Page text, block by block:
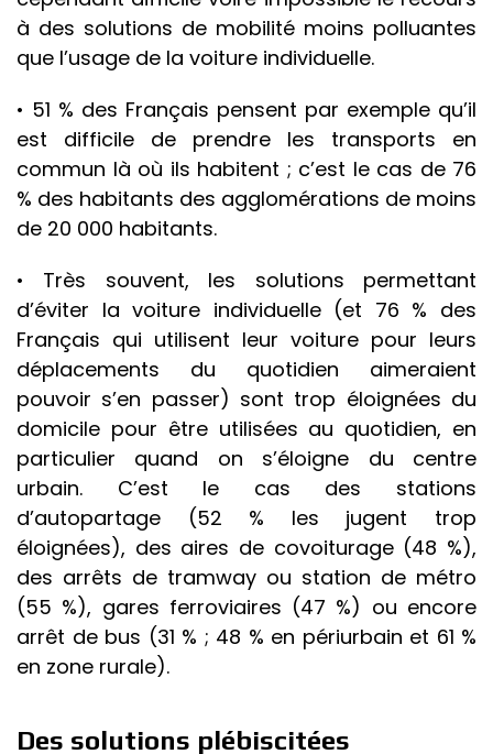
à des solutions de mobilité moins polluantes
que l’usage de la voiture individuelle.
• 51 % des Français pensent par exemple qu’il
est difficile de prendre les transports en
commun là où ils habitent ; c’est le cas de 76
% des habitants des agglomérations de moins
de 20 000 habitants.
• Très souvent, les solutions permettant
d’éviter la voiture individuelle (et 76 % des
Français qui utilisent leur voiture pour leurs
déplacements du quotidien aimeraient
pouvoir s’en passer) sont trop éloignées du
domicile pour être utilisées au quotidien, en
particulier quand on s’éloigne du centre
urbain. C’est le cas des stations
d’autopartage (52 % les jugent trop
éloignées), des aires de covoiturage (48 %),
des arrêts de tramway ou station de métro
(55 %), gares ferroviaires (47 %) ou encore
arrêt de bus (31 % ; 48 % en périurbain et 61 %
en zone rurale).
Des solutions plébiscitées